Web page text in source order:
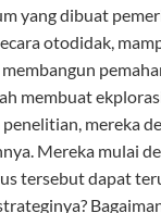
yang dibuat
otodidak,
membuat
mereka
Mereka mulai
tersebut dapat